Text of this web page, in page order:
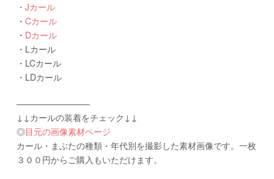
・ Jカール
・ Cカール
・ Dカール
・Lカール
・LCカール
・LDカール
————————–
↓↓カールの装着をチェック↓↓
◎目元の画像素材ページ
カール・まぶたの種類・年代別を撮影した素材画像です。一枚
３００円からご購入もいただけます。